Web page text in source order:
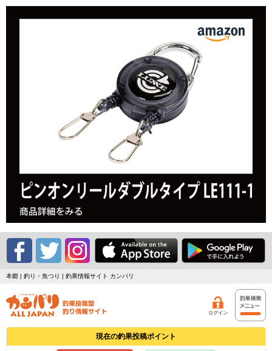
本郷 | 釣り・魚つり | 釣果情報サイト カンパリ
ログイン
現在の釣果投稿ポイント